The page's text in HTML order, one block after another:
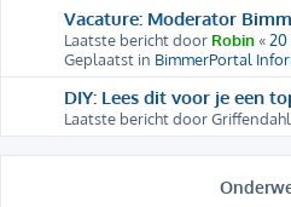
Vacature: Moderator
Laatste bericht door Robin«20
Geplaatst in BimmerPortal
DIY: Lees dit voor je een
Laatste bericht doorGriffendahl